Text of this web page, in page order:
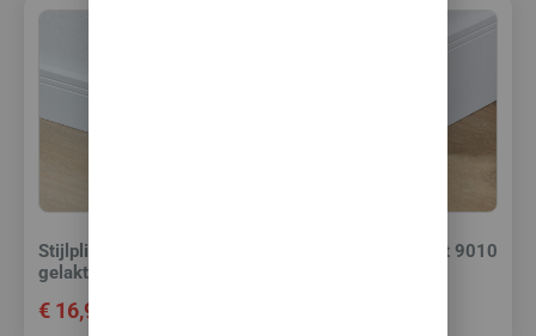
Stijlplint Milaan Wit 9010
gelakt 7 cm.
€ 16,95
Stijlplint Milaan Wit 9010